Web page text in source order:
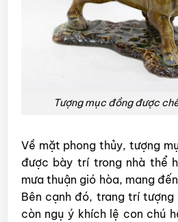
Tượng mục đồng được
Về mặt phong thủy, tượng
được bày trí trong nhà thể
mưa thuận gió hòa, mang
Bên cạnh đó, trang trí tượng
còn ngụ ý khích lệ con chú